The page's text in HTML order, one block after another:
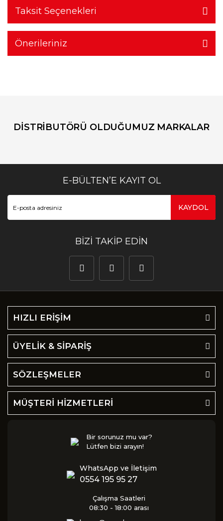
Taksit Seçenekleri
Önerileriniz
DİSTRİBUTÖRÜ OLDUĞUMUZ MARKALAR
E-BÜLTEN’E KAYIT OL
KAYDOL
BİZİ TAKİP EDİN
HIZLI ERİŞİM
ÜYELİK & SİPARİŞ
SÖZLEŞMELER
MÜŞTERİ HİZMETLERİ
Bir sorunuz mu var?
Lütfen bizi arayın!
WhatsApp ve İletişim
0554 195 95 27
Çalışma Saatleri
08:30 - 18:00 arası